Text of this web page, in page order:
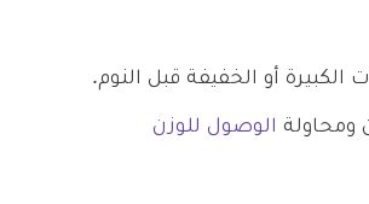
الكبيرة أو الخفيفة قبل النوم.
ومحاولة الوصول للوزن